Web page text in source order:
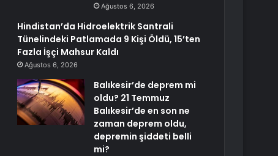
Ağustos 6, 2026
Hindistan’da Hidroelektrik Santrali
Tünelindeki Patlamada 9 Kişi Öldü, 15’ten
Fazla İşçi Mahsur Kaldı
Ağustos 6, 2026
Balıkesir’de deprem mi
oldu? 21 Temmuz
Balıkesir’de en son ne
zaman deprem oldu,
depremin şiddeti belli
mi?